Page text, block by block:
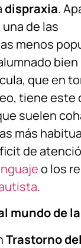
dispraxia.
de las
menos
que en
tiene este
suelen
más
de
o los
.
mundo de
Trastorno